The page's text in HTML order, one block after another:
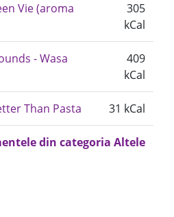
Vie (aroma
305
kCal
- Wasa
409
kCal
Than Pasta 31 kCal
din categoria Altele